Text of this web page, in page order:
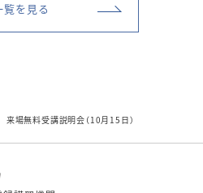
覧を見る
来場無料受講説明会（10月15日）